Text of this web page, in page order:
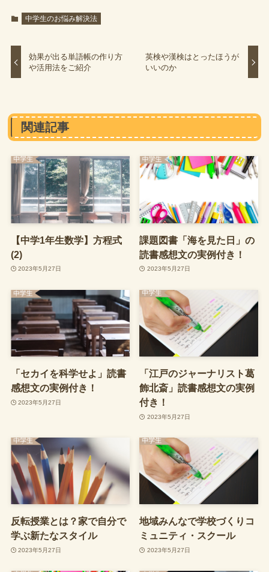
中学生のお悩み解決法
効果が出る単語帳の作り方
や活用法をご紹介
英検や漢検はとったほうが
いいのか
関連記事
【中学1年生数学】方程式
(2)
2023年5月27日
課題図書「海を見た日」の
読書感想文の実例付き！
2023年5月27日
「セカイを科学せよ」読書
感想文の実例付き！
2023年5月27日
「江戸のジャーナリスト葛
飾北斎」読書感想文の実例
付き！
2023年5月27日
反転授業とは？家で自分で
学ぶ新たなスタイル
2023年5月27日
地域みんなで学校づくりコ
ミュニティ・スクール
2023年5月27日